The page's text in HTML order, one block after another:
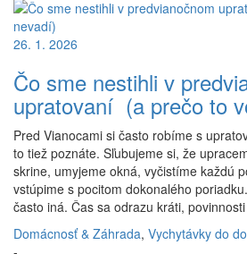
26. 1. 2026
Čo sme nestihli v
upratovaní (a prečo to
Pred Vianocami si často robíme s
to tiež poznáte. Sľubujeme si, že
skrine, umyjeme okná, vyčistíme každú
vstúpime s pocitom dokonalého
často iná. Čas sa odrazu kráti,
Domácnosť & Záhrada, Vychytávky do
-